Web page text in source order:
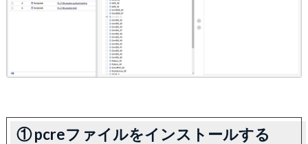
① pcreファイルをインストールする